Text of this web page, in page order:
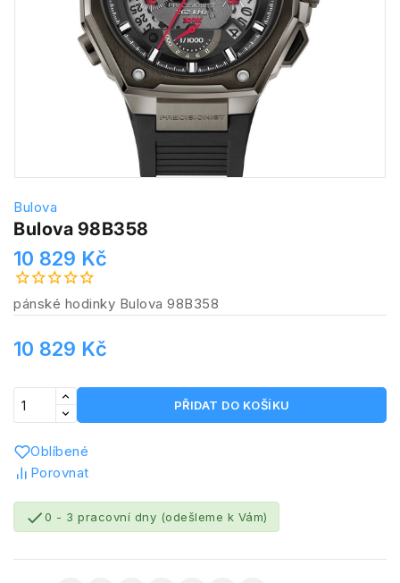
Bulova
Bulova 98B358
10 829 Kč
pánské hodinky Bulova 98B358
10 829 Kč
PŘIDAT DO KOŠÍKU
Oblíbené
Porovnat
0 - 3 pracovní dny (odešleme k Vám)